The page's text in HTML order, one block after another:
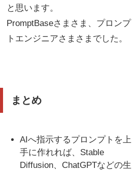
と思います。
PromptBaseさまさま、プロンプ
トエンジニアさまさまでした。
まとめ
AIへ指示するプロンプトを上
手に作れれば、Stable
Diffusion、ChatGPTなどの生